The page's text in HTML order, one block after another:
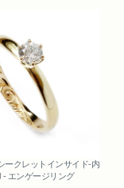
ークレットインサイド-内
- エンゲージリング